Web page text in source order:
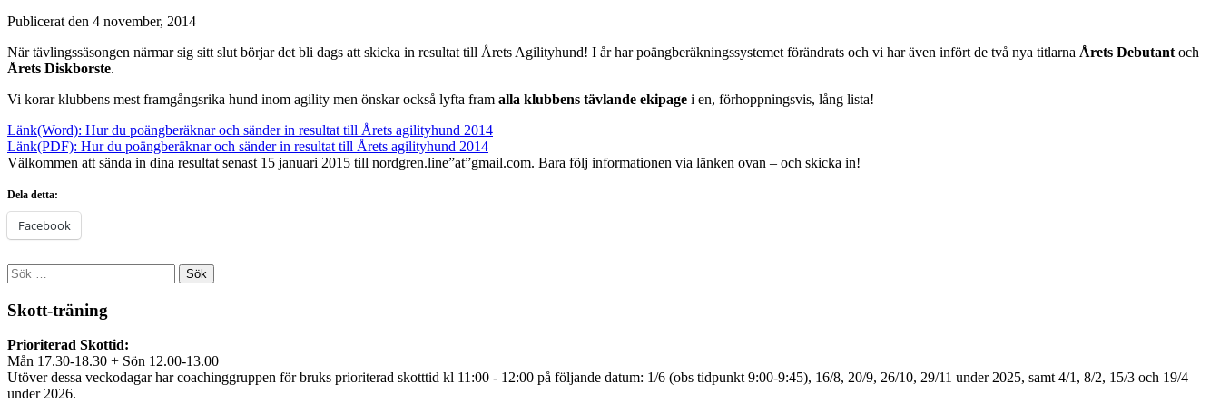
Publicerat den 4 november, 2014
När tävlingssäsongen närmar sig sitt slut börjar det bli dags att skicka in resultat till Årets Agilityhund! I år har poängberäkningssystemet förändrats och vi har även infört de två nya titlarna Årets Debutant och
Årets Diskborste.
Vi korar klubbens mest framgångsrika hund inom agility men önskar också lyfta fram alla klubbens tävlande ekipage i en, förhoppningsvis, lång lista!
Länk(Word): Hur du poängberäknar och sänder in resultat till Årets agilityhund 2014
Länk(PDF): Hur du poängberäknar och sänder in resultat till Årets agilityhund 2014
Välkommen att sända in dina resultat senast 15 januari 2015 till nordgren.line”at”gmail.com. Bara följ informationen via länken ovan – och skicka in!
Dela detta:
Facebook
Sök
efter:
Skott-träning
Prioriterad Skottid:
Mån 17.30-18.30 + Sön 12.00-13.00
Utöver dessa veckodagar har coachinggruppen för bruks prioriterad skotttid kl 11:00 - 12:00 på följande datum: 1/6 (obs tidpunkt 9:00-9:45), 16/8, 20/9, 26/10, 29/11 under 2025, samt 4/1, 8/2, 15/3 och 19/4
under 2026.